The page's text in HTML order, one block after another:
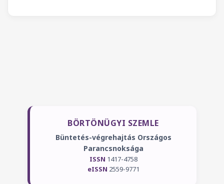
BÖRTÖNÜGYI SZEMLE
Büntetés-végrehajtás Országos
Parancsnoksága
ISSN 1417-4758
eISSN 2559-9771